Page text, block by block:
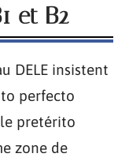
et B2
DELE insistent
perfecto
le pretérito
zone de